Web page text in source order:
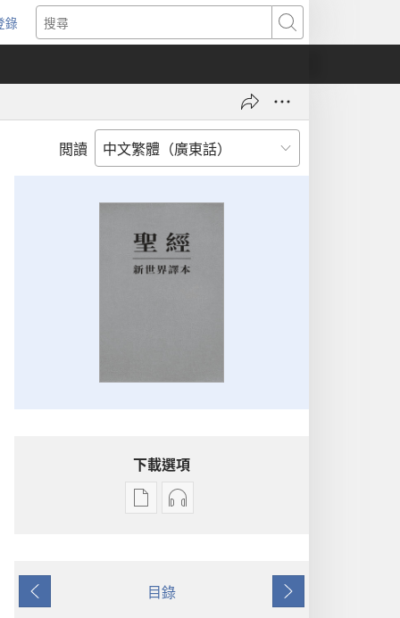
錄
開
搜
尋
閲讀
下載選項
電
物
錄
上
目錄
下